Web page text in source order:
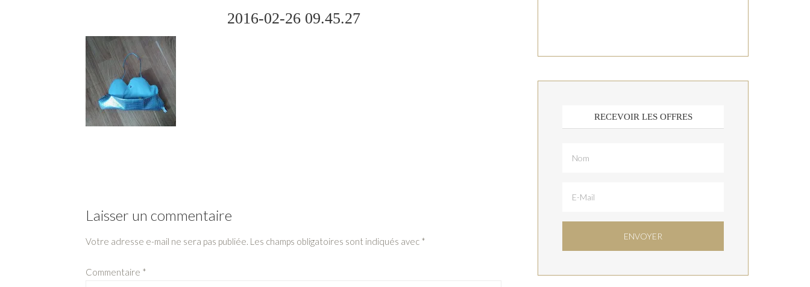
2016-02-26 09.45.27
Laisser un commentaire
Votre adresse e-mail ne sera pas publiée. Les champs obligatoires sont indiqués avec *
Commentaire *
RECEVOIR LES OFFRES